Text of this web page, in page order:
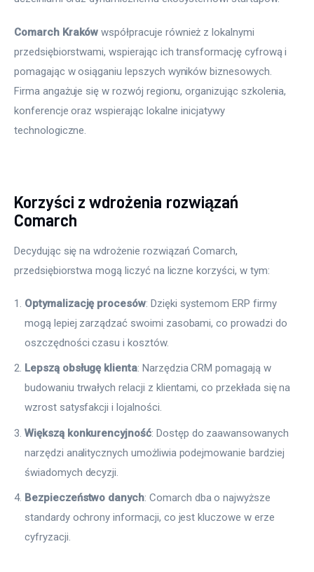
Comarch Kraków współpracuje również z lokalnymi
przedsiębiorstwami, wspierając ich transformację cyfrową i
pomagając w osiąganiu lepszych wyników biznesowych.
Firma angażuje się w rozwój regionu, organizując szkolenia,
konferencje oraz wspierając lokalne inicjatywy
technologiczne.
Korzyści z wdrożenia rozwiązań
Comarch
Decydując się na wdrożenie rozwiązań Comarch,
przedsiębiorstwa mogą liczyć na liczne korzyści, w tym:
Optymalizację procesów: Dzięki systemom ERP firmy
mogą lepiej zarządzać swoimi zasobami, co prowadzi do
oszczędności czasu i kosztów.
Lepszą obsługę klienta: Narzędzia CRM pomagają w
budowaniu trwałych relacji z klientami, co przekłada się na
wzrost satysfakcji i lojalności.
Większą konkurencyjność: Dostęp do zaawansowanych
narzędzi analitycznych umożliwia podejmowanie bardziej
świadomych decyzji.
Bezpieczeństwo danych: Comarch dba o najwyższe
standardy ochrony informacji, co jest kluczowe w erze
cyfryzacji.